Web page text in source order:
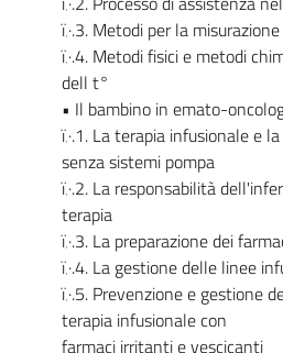
ï‚·.3. Metodi per la
ï‚·.4. Metodi fisici e metodi
dell t°
• Il bambino in emato-
ï‚·.1. La terapia infusionale e
senza sistemi pompa
ï‚·.2. La responsabilità
terapia
ï‚·.3. La preparazione dei
ï‚·.4. La gestione delle linee
ï‚·.5. Prevenzione e gestione
terapia infusionale con
farmaci irritanti e vescicanti